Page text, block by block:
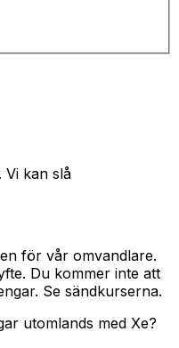
Vi kan slå
för vår omvandlare.
Du kommer inte att
Se sändkurserna.
utomlands med Xe?